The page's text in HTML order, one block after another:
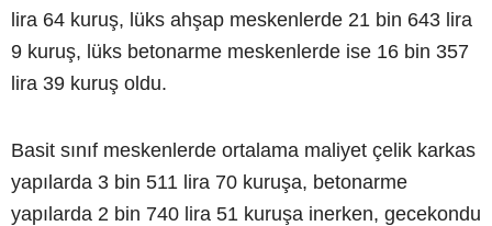
lira 64 kuruş, lüks ahşap meskenlerde 21 bin 643 lira
9 kuruş, lüks betonarme meskenlerde ise 16 bin 357
lira 39 kuruş oldu.
Basit sınıf meskenlerde ortalama maliyet çelik karkas
yapılarda 3 bin 511 lira 70 kuruşa, betonarme
yapılarda 2 bin 740 lira 51 kuruşa inerken, gecekondu